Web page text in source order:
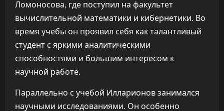
Ломоносова, где поступил на факультет
вычислительной математики и кибернетики. Во
время учебы он проявил себя как талантливый
студент с яркими аналитическими
способностями и большим интересом к
научной работе.
Параллельно с учебой Илларионов занимался
научными исследованиями. Он особенно